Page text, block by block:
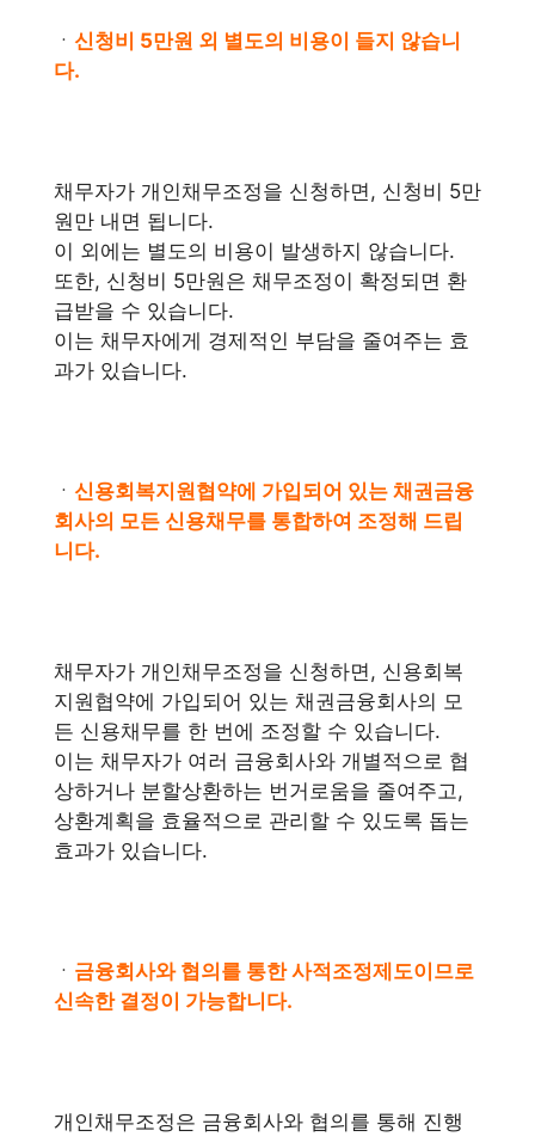
ㆍ 신청비 5만원 외 별도의 비용이 들지 않습니
다.
채무자가 개인채무조정을 신청하면, 신청비 5만
원만 내면 됩니다.
이 외에는 별도의 비용이 발생하지 않습니다.
또한, 신청비 5만원은 채무조정이 확정되면 환
급받을 수 있습니다.
이는 채무자에게 경제적인 부담을 줄여주는 효
과가 있습니다.
ㆍ 신용회복지원협약에 가입되어 있는 채권금융
회사의 모든 신용채무를 통합하여 조정해 드립
니다.
채무자가 개인채무조정을 신청하면, 신용회복
지원협약에 가입되어 있는 채권금융회사의 모
든 신용채무를 한 번에 조정할 수 있습니다.
이는 채무자가 여러 금융회사와 개별적으로 협
상하거나 분할상환하는 번거로움을 줄여주고,
상환계획을 효율적으로 관리할 수 있도록 돕는
효과가 있습니다.
ㆍ 금융회사와 협의를 통한 사적조정제도이므로
신속한 결정이 가능합니다.
개인채무조정은 금융회사와 협의를 통해 진행